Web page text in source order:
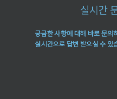
실시간
궁금한 사항에 대해 바로 문의
실시간으로 답변 받으실 수 있